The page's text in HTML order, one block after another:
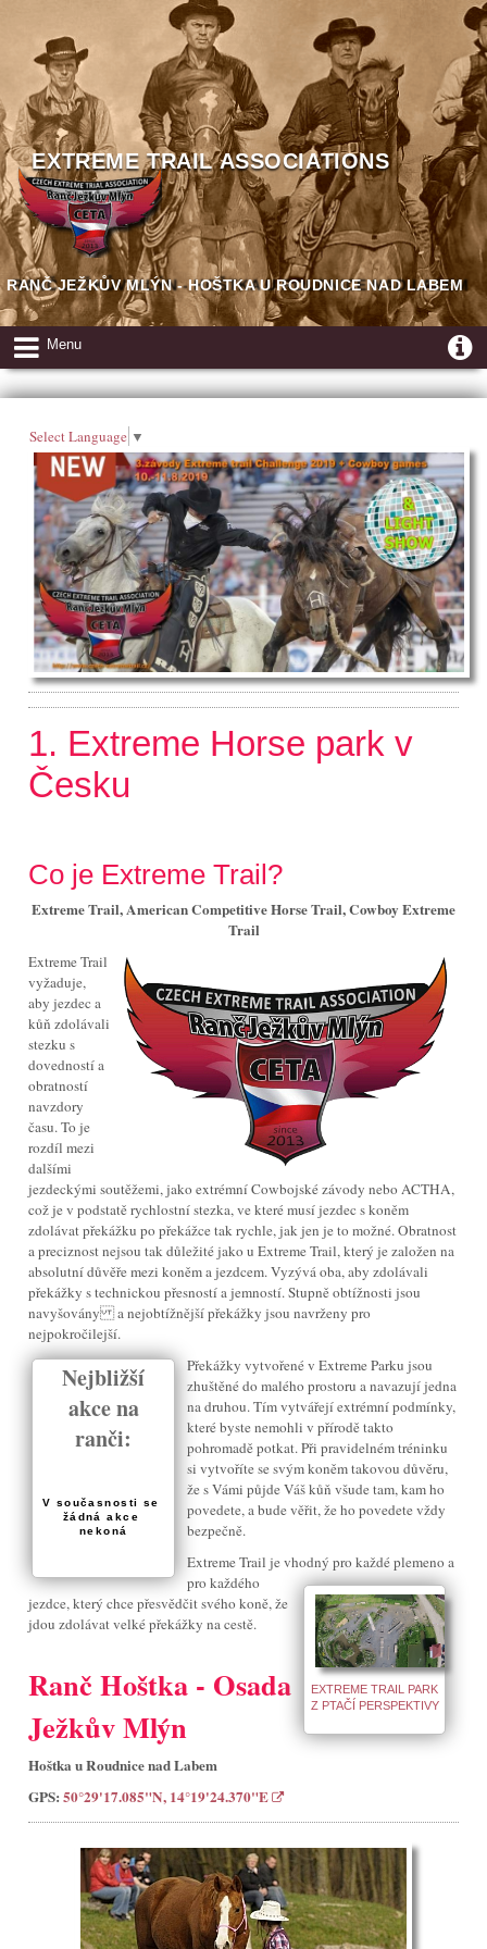
EXTREME TRAIL ASSOCIATIONS
RANČ JEŽKŮV MLÝN - HOŠTKA U ROUDNICE NAD LABEM
Menu
Select Language ▼
1. Extreme Horse park v
Česku
Co je Extreme Trail?
Extreme Trail, American Competitive Horse Trail, Cowboy Extreme
Trail
Extreme Trail
vyžaduje,
aby jezdec a
kůň zdolávali
stezku s
dovedností a
obratností
navzdory
času. To je
rozdíl mezi
dalšími
jezdeckými soutěžemi, jako extrémní Cowbojské závody nebo ACTHA,
což je v podstatě rychlostní stezka, ve které musí jezdec s koněm
zdolávat překážku po překážce tak rychle, jak jen je to možné. Obratnost
a preciznost nejsou tak důležité jako u Extreme Trail, který je založen na
absolutní důvěře mezi koněm a jezdcem. Vyzývá oba, aby zdolávali
překážky s technickou přesností a jemností. Stupně obtížnosti jsou
navyšovány a nejobtížnější překážky jsou navrženy pro
nejpokročilejší.
Nejbližší
akce na
ranči:
V současnosti se
žádná akce
nekoná
Překážky vytvořené v Extreme Parku jsou
zhuštěné do malého prostoru a navazují jedna
na druhou. Tím vytvářejí extrémní podmínky,
které byste nemohli v přírodě takto
pohromadě potkat. Při pravidelném tréninku
si vytvoříte se svým koněm takovou důvěru,
že s Vámi půjde Váš kůň všude tam, kam ho
povedete, a bude věřit, že ho povedete vždy
bezpečně.
EXTREME TRAIL PARK
Z PTAČÍ PERSPEKTIVY
Extreme Trail je vhodný pro každé plemeno a
pro každého
jezdce, který chce přesvědčit svého koně, že
jdou zdolávat velké překážky na cestě.
Ranč Hoštka - Osada
Ježkův Mlýn
Hoštka u Roudnice nad Labem
GPS:50°29'17.085"N, 14°19'24.370"E